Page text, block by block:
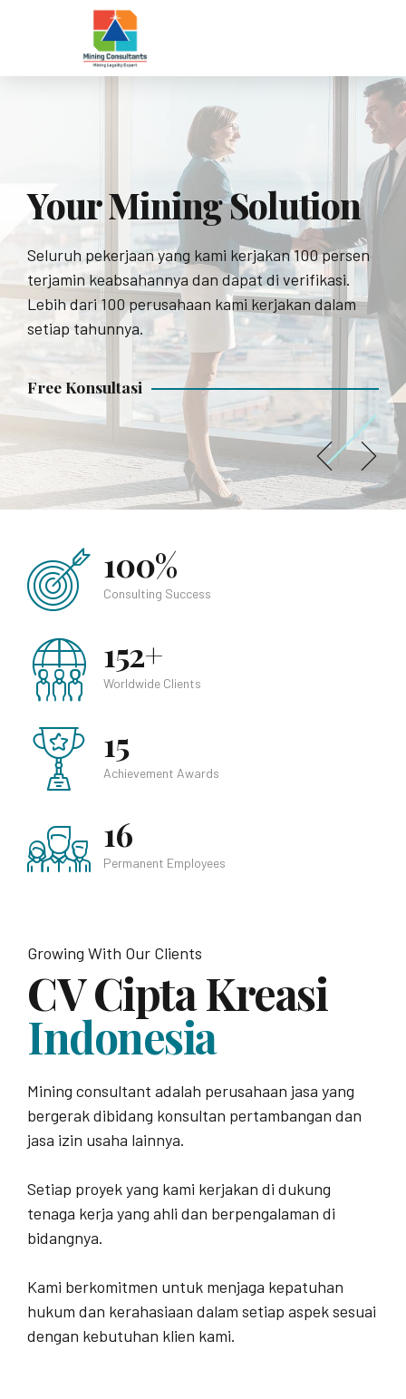
Mining
Consultants
Konsultan Tambang dan Geologi Terpercaya
dengan Beragam Layanan yang menjadi Solusi bagi
Bisnis Pertambangan Anda!
Free Konsultasi
Konsultasi
Pertambangan
Kami senantiasa membantu klien semaksimal
mungkin dan memberikan solusi sesuai dengan
kebutuhan dan budget klien.
Free Konsultasi
Your Mining Solution
Seluruh pekerjaan yang kami kerjakan 100 persen
terjamin keabsahannya dan dapat di verifikasi.
Lebih dari 100 perusahaan kami kerjakan dalam
setiap tahunnya.
Free Konsultasi
100%
Consulting Success
152+
Worldwide Clients
15
Achievement Awards
16
Permanent Employees
Growing With Our Clients
CV Cipta Kreasi
Indonesia
Mining consultant adalah perusahaan jasa yang
bergerak dibidang konsultan pertambangan dan
jasa izin usaha lainnya.
Setiap proyek yang kami kerjakan di dukung
tenaga kerja yang ahli dan berpengalaman di
bidangnya.
Kami berkomitmen untuk menjaga kepatuhan
hukum dan kerahasiaan dalam setiap aspek sesuai
dengan kebutuhan klien kami.